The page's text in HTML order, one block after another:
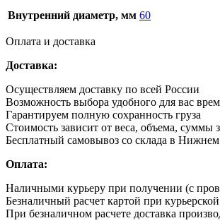
Внутренний диаметр, мм 60
Оплата и доставка
Доставка:
Осуществляем доставку по всей России
Возможность выбора удобного для вас
Гарантируем полную сохранность груза
Стоимость зависит от веса, объема, суммы
Бесплатный самовывоз со склада в
Оплата:
Наличными курьеру при получении (с
Безналичный расчет картой при
При безналичном расчете доставка